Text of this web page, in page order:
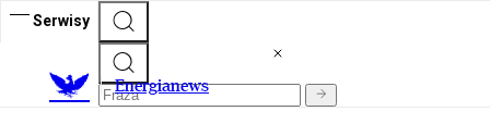
Serwisy
Energianews